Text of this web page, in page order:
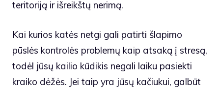
teritoriją ir išreikštų nerimą.
Kai kurios katės netgi gali patirti šlapimo
pūslės kontrolės problemų kaip atsaką į stresą,
todėl jūsų kailio kūdikis negali laiku pasiekti
kraiko dėžės. Jei taip yra jūsų kačiukui, galbūt